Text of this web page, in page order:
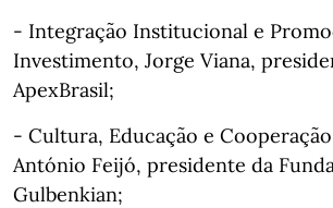
- Integração Institucional e
Investimento, Jorge Viana,
ApexBrasil;
- Cultura, Educação e
António Feijó, presidente da
Gulbenkian;